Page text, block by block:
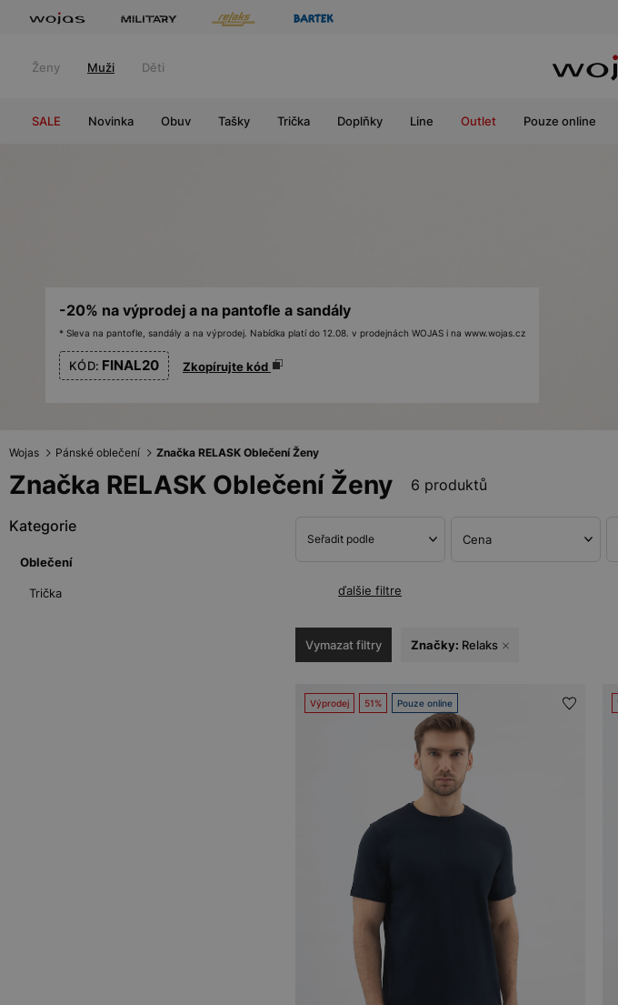
Ženy Muži Děti
SALE Novinka Obuv Tašky Trička Doplňky Line Outlet Pouze online
-20% na výprodej a na pantofle a sandály
* Sleva na pantofle, sandály a na výprodej. Nabídka platí do 12.08. v prodejnách WOJAS i na www.wojas.cz
KÓD: FINAL20 Zkopírujte kód
Wojas Pánské oblečení Značka RELASK Oblečení Ženy
Značka RELASK Oblečení Ženy 6 produktů
Kategorie
Oblečení
Trička
Seřadit podle Cena
ďalšie filtre
Vymazat filtry Značky: Relaks
Výprodej 51% Pouze online